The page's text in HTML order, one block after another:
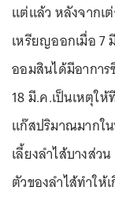
แต่แล้ว หลังจากเ
เหรียญออกเมื่อ 7
ออมสินได้มีอากา
18 มี.ค.เป็นเหตุใ
แก๊สปริมาณมากใ
เลี้ยงลำไส้บางส่ว
ตัวของลำไส้ทำใ